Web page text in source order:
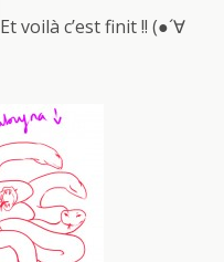
Et voilà c’est finit !! (●´∀